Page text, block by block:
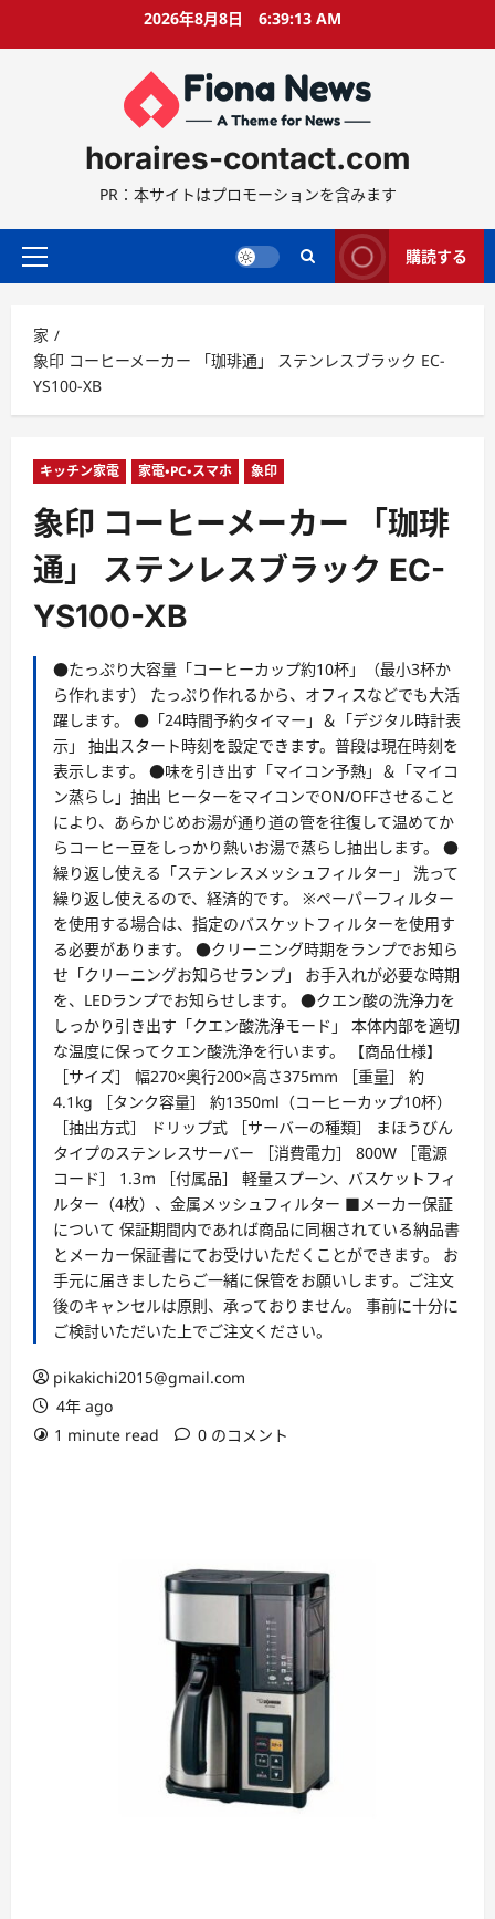
2026年8月8日 6:39:14 AM
horaires-contact.com
PR：本サイトはプロモーションを含みます
プ
マ
リ
ー
メ
ュ
購読する
家
象印 コーヒーメーカー 「珈琲通」 ステンレスブラック EC-
YS100-XB
キッチン家電 家電・PC・スマホ 象印
象印 コーヒーメーカー 「珈琲
通」 ステンレスブラック EC-
YS100-XB
●たっぷり大容量「コーヒーカップ約10杯」（最小3杯か
ら作れます） たっぷり作れるから、オフィスなどでも大活
躍します。 ●「24時間予約タイマー」＆「デジタル時計表
示」 抽出スタート時刻を設定できます。普段は現在時刻を
表示します。 ●味を引き出す「マイコン予熱」＆「マイコ
ン蒸らし」抽出 ヒーターをマイコンでON/OFFさせること
により、あらかじめお湯が通り道の管を往復して温めてか
らコーヒー豆をしっかり熱いお湯で蒸らし抽出します。 ●
繰り返し使える「ステンレスメッシュフィルター」 洗って
繰り返し使えるので、経済的です。 ※ペーパーフィルター
を使用する場合は、指定のバスケットフィルターを使用す
る必要があります。 ●クリーニング時期をランプでお知ら
せ「クリーニングお知らせランプ」 お手入れが必要な時期
を、LEDランプでお知らせします。 ●クエン酸の洗浄力を
しっかり引き出す「クエン酸洗浄モード」 本体内部を適切
な温度に保ってクエン酸洗浄を行います。 【商品仕様】
［サイズ］ 幅270×奥行200×高さ375mm ［重量］ 約
4.1kg ［タンク容量］ 約1350ml（コーヒーカップ10杯）
［抽出方式］ ドリップ式 ［サーバーの種類］ まほうびん
タイプのステンレスサーバー ［消費電力］ 800W ［電源
コード］ 1.3m ［付属品］ 軽量スプーン、バスケットフィ
ルター（4枚）、金属メッシュフィルター ■メーカー保証
について 保証期間内であれば商品に同梱されている納品書
とメーカー保証書にてお受けいただくことができます。 お
手元に届きましたらご一緒に保管をお願いします。ご注文
後のキャンセルは原則、承っておりません。 事前に十分に
ご検討いただいた上でご注文ください。
pikakichi2015@gmail.com
4年 ago
1 minute read
0 のコメント